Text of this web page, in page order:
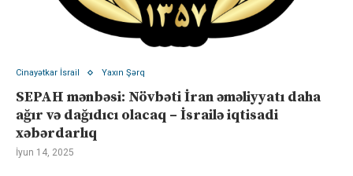
Cinayətkar İsrail Yaxın Şərq
SEPAH mənbəsi: Növbəti İran əməliyyatı daha
ağır və dağıdıcı olacaq – İsrailə iqtisadi
xəbərdarlıq
İyun 14, 2025